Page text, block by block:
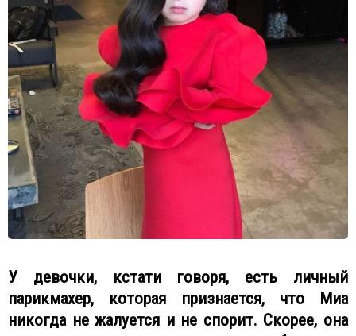
У девочки, кстати говоря, есть личный
парикмахер, которая признается, что Миа
никогда не жалуется и не спорит. Скорее, она